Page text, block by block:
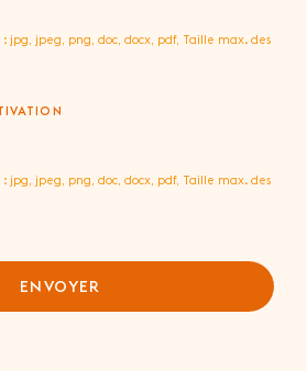
jpg, jpeg, png, doc, docx, pdf, Taille max. des
jpg, jpeg, png, doc, docx, pdf, Taille max. des
ENVOYER